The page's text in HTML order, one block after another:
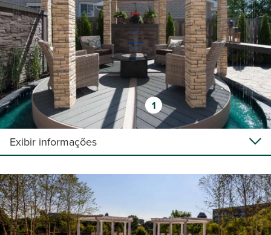
1
Exibir informações